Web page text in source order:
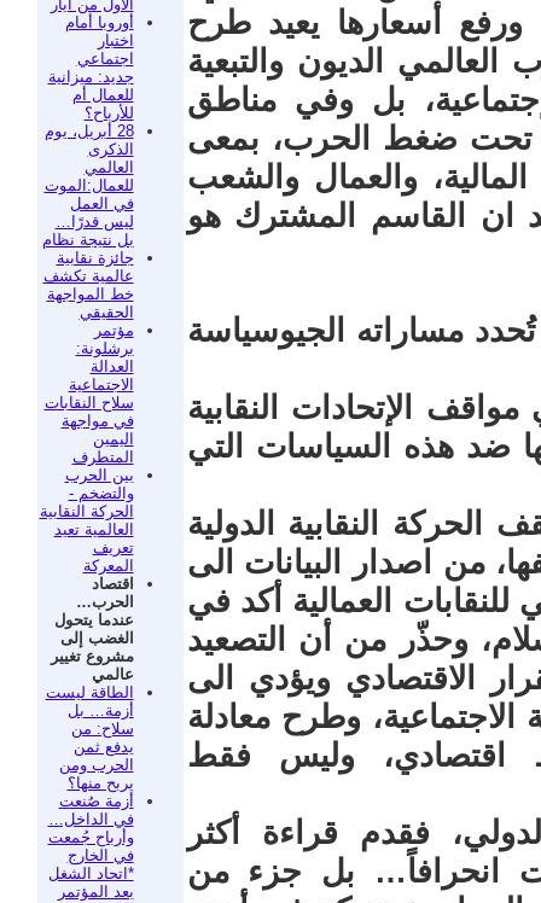
الأول من أيار
أوروبا أمام
اختبار
اجتماعي
جديد: ميزانية
للعمال أم
للأرباح؟
28 أبريل، يوم
الذكرى
العالمي
للعمال:الموت
في العمل
ليس قدرًا…
بل نتيجة نظام
جائزة نقابية
عالمية تكشف
خط المواجهة
الحقيقي
مؤتمر
برشلونة:
العدالة
الاجتماعية
سلاح النقابات
في مواجهة
اليمين
المتطرف
بين الحرب
والتضخم -
الحركة النقابية
العالمية تعيد
تعريف
المعركة
اقتصاد
الحرب…
عندما يتحول
الغضب إلى
مشروع تغيير
عالمي
الطاقة ليست
أزمة… بل
سلاح: من
يدفع ثمن
الحرب ومن
يربح منها؟
أزمة صُنعت
في الداخل…
وأرباح جُمعت
في الخارج
*اتحاد الشغل
بعد المؤتمر
أسعارها يعيد طرح
العالمي الديون والتبعية
بل وفي مناطق
تحت ضغط الحرب، بمعى
والعمال والشعب
ان القاسم المشترك هو
مساراته الجيوسياسة
الإتحادات النقابية
ضد هذه السياسات التي
النقابية الدولية
من اصدار البيانات الى
للنقابات العمالية أكد في
وحذّر من أن التصعيد
الاقتصادي ويؤدي الى
الاجتماعية، وطرح معادلة
اقتصادي، وليس فقط
فقدم قراءة أكثر
انحرافاً… بل جزء من